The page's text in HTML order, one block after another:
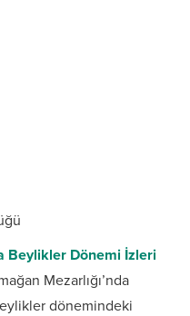
Beylikler Dönemi İzleri
Mezarlığı’nda
dönemindeki